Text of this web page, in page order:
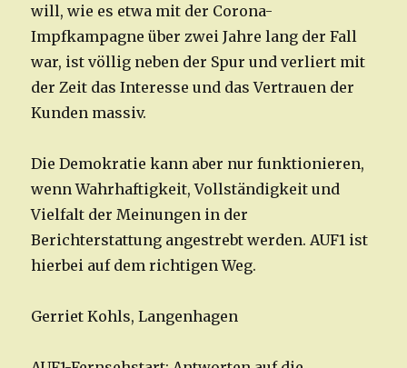
will, wie es etwa mit der Corona-
Impfkampagne über zwei Jahre lang der Fall
war, ist völlig neben der Spur und verliert mit
der Zeit das Interesse und das Vertrauen der
Kunden massiv.
Die Demokratie kann aber nur funktionieren,
wenn Wahrhaftigkeit, Vollständigkeit und
Vielfalt der Meinungen in der
Berichterstattung angestrebt werden. AUF1 ist
hierbei auf dem richtigen Weg.
Gerriet Kohls, Langenhagen